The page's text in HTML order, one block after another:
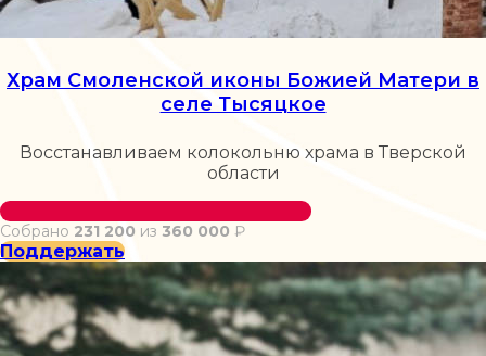
Храм Смоленской иконы Божией Матери в
селе Тысяцкое
Восстанавливаем колокольню храма в Тверской
области
Собрано 231 200 из 360 000 ₽
Поддержать